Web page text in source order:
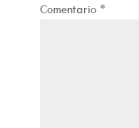
Comentario *